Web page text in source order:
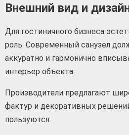
Внешний вид и
Для гостиничного бизнеса
роль. Современный санузел
аккуратно и гармонично
интерьер объекта.
Производители предлагают
фактур и декоративных
пользуются: